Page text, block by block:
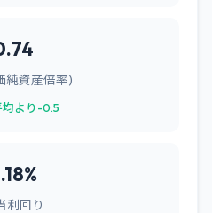
純資産倍率)
均より-0.5
利回り